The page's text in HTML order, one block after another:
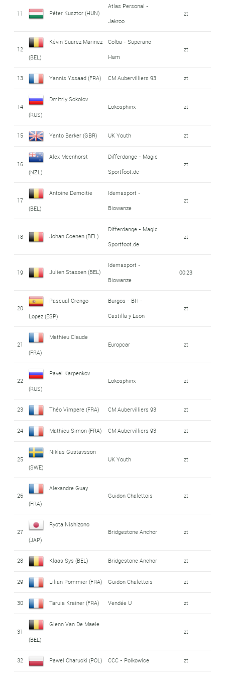
11 Péter Kusztor (HUN)
Atlas Personal -
Jakroo
zt
12
Kévin Suarez Marinez
(BEL)
Colba - Superano
Ham
zt
13 Yannis Yssaad (FRA) CM Aubervilliers 93 zt
14
Dmitriy Sokolov
(RUS)
Lokosphinx zt
15 Yanto Barker (GBR) UK Youth zt
16
Alex Meenhorst
(NZL)
Differdange - Magic
Sportfoot.de
zt
17
Antoine Demoitie
(BEL)
Idemasport -
Biowanze
zt
18 Johan Coenen (BEL)
Differdange - Magic
Sportfoot.de
zt
19 Julien Stassen (BEL)
Idemasport -
Biowanze
00:23
20
Pascual Orengo
Lopez (ESP)
Burgos - BH -
Castilla y Leon
zt
21
Mathieu Claude
(FRA)
Europcar zt
22
Pavel Karpenkov
(RUS)
Lokosphinx zt
23 Théo Vimpere (FRA) CM Aubervilliers 93 zt
24 Mathieu Simon (FRA) CM Aubervilliers 93 zt
25
Niklas Gustavsson
(SWE)
UK Youth zt
26
Alexandre Guay
(FRA)
Guidon Chalettois zt
27
Ryota Nishizono
(JAP)
Bridgestone Anchor zt
28 Klaas Sys (BEL) Bridgestone Anchor zt
29 Lilian Pommier (FRA) Guidon Chalettois zt
30 Taruia Krainer (FRA) Vendée U zt
31
Glenn Van De Maele
(BEL)
zt
32 Pawel Charucki (POL) CCC - Polkowice zt